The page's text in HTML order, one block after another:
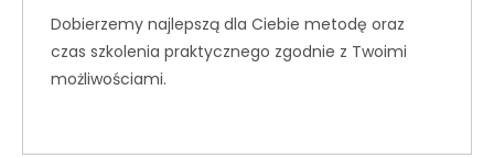
Dobierzemy najlepszą dla Ciebie metodę oraz
czas szkolenia praktycznego zgodnie z Twoimi
możliwościami.